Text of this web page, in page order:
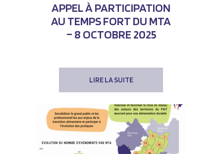
APPEL À PARTICIPATION
AU TEMPS FORT DU MTA
– 8 OCTOBRE 2025
LIRE LA SUITE